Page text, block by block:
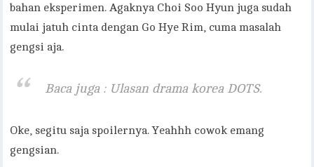
bahan eksperimen. Agaknya Choi Soo Hyun juga sudah
mulai jatuh cinta dengan Go Hye Rim, cuma masalah
gengsi aja.
Baca juga : Ulasan drama korea DOTS.
Oke, segitu saja spoilernya. Yeahhh cowok emang
gengsian.